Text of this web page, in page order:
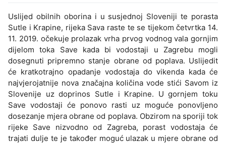
Uslijed obilnih oborina i u susjednoj Sloveniji te porasta
Sutle i Krapine, rijeka Sava raste te se tijekom četvrtka 14.
11. 2019. očekuje prolazak vrha prvog vodnog vala gornjim
dijelom toka Save kada bi vodostaji u Zagrebu mogli
dosegnuti pripremno stanje obrane od poplava. Uslijedit
će kratkotrajno opadanje vodostaja do vikenda kada će
najvjerojatnije nova značajna količina vode stići Savom iz
Slovenije uz doprinos Sutle i Krapine. U gornjem toku
Save vodostaji će ponovo rasti uz moguće ponovljeno
dosezanje mjera obrane od poplava. Obzirom na sporiji tok
rijeke Save nizvodno od Zagreba, porast vodostaja će
trajati dulje te je također moguć ulazak u mjere obrane od